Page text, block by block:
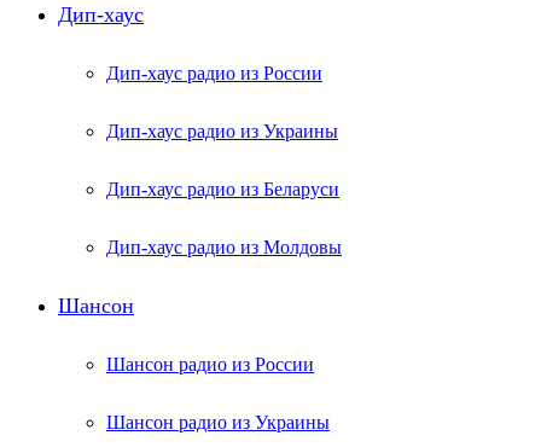
Дип-хаус
Дип-хаус радио из России
Дип-хаус радио из Украины
Дип-хаус радио из Беларуси
Дип-хаус радио из Молдовы
Шансон
Шансон радио из России
Шансон радио из Украины